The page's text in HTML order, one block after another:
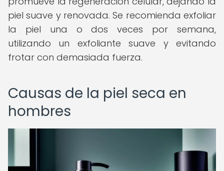
piel suave y renovada. Se recomienda exfoliar
la piel una o dos veces por semana,
utilizando un exfoliante suave y evitando
frotar con demasiada fuerza.
Causas de la piel seca en
hombres